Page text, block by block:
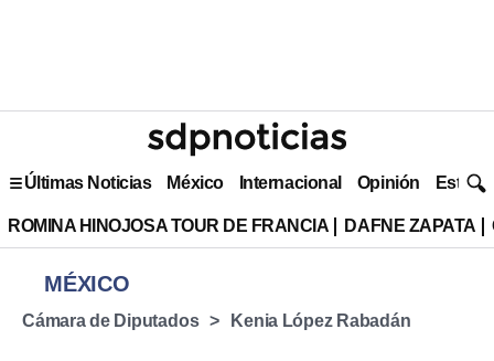
Últimas Noticias México Internacional Opinión Estilo
ROMINA HINOJOSA TOUR DE FRANCIA DAFNE ZAPATA
MÉXICO
Cámara de Diputados Kenia López Rabadán